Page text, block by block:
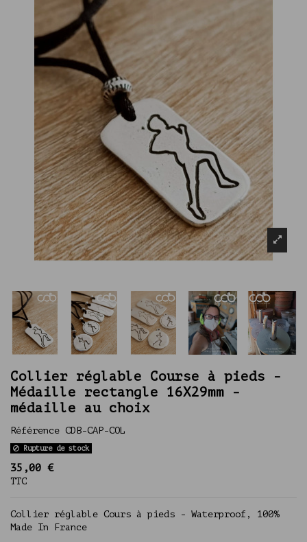
Collier réglable Course à pieds -
Médaille rectangle 16X29mm -
médaille au choix
Référence CDB-CAP-COL
Rupture de stock
35,00 €
TTC
Collier réglable Cours à pieds - Waterproof, 100%
Made In France